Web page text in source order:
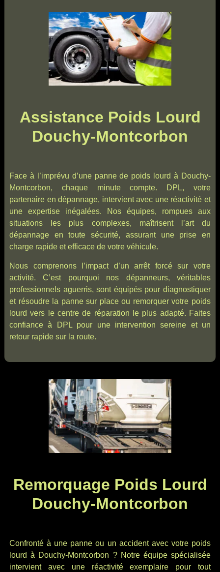
Assistance Poids Lourd
Douchy-Montcorbon
Face à l’imprévu d’une panne de poids lourd à Douchy-
Montcorbon, chaque minute compte. DPL, votre
partenaire en dépannage, intervient avec une réactivité et
une expertise inégalées. Nos équipes, rompues aux
situations les plus complexes, maîtrisent l’art du
dépannage en toute sécurité, assurant une prise en
charge rapide et efficace de votre véhicule.
Nous comprenons l’impact d’un arrêt forcé sur votre
activité. C’est pourquoi nos dépanneurs, véritables
professionnels aguerris, sont équipés pour diagnostiquer
et résoudre la panne sur place ou remorquer votre poids
lourd vers le centre de réparation le plus adapté. Faites
confiance à DPL pour une intervention sereine et un
retour rapide sur la route.
Remorquage Poids Lourd
Douchy-Montcorbon
Confronté à une panne ou un accident avec votre poids
lourd à Douchy-Montcorbon ? Notre équipe spécialisée
intervient avec une réactivité exemplaire pour tout